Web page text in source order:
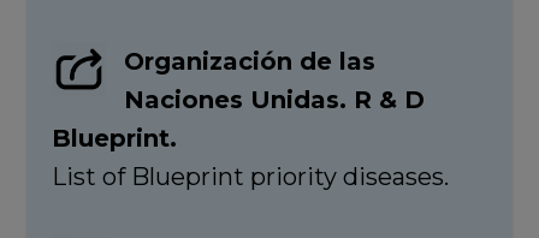
Organización de las
Naciones Unidas. R & D
Blueprint.
List of Blueprint priority diseases.